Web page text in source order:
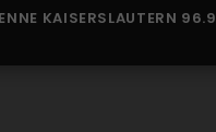
KAISERSLAUTERN 96.9